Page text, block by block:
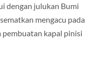
dengan julukan Bumi
mengacu pada
pembuatan kapal pinisi